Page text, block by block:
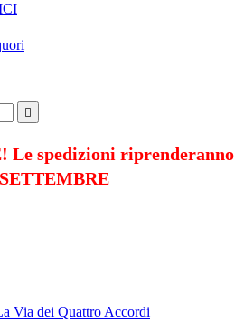

Le spedizioni riprenderanno
Via dei Quattro Accordi